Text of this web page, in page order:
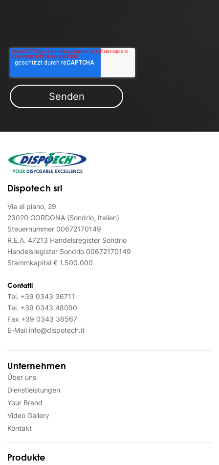
Dispotech srl
Via al piano, 29
23020 GORDONA (Sondrio, Italien)
Steuernummer 00672170149
R.E.A. 47213 Handelsregister Sondrio
Handelsregister Sondrio 00672170149
Stammkapital € 1.500.000
Contatti
Tel. +39 0343 36711
Tel. +39 0343 48090
Fax +39 0343 36567
E-Mail info@dispotech.it
Unternehmen
Über uns
Dienstleistungen
Your Brand
Video Gallery
Kontakt
Produkte